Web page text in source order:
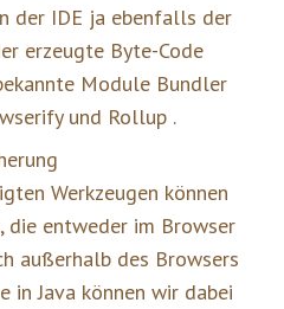
der IDE ja ebenfalls der
erzeugte Byte-Code
Module Bundler
und Rollup .
Werkzeugen können
die entweder im Browser
außerhalb des Browsers
in Java können wir dabei